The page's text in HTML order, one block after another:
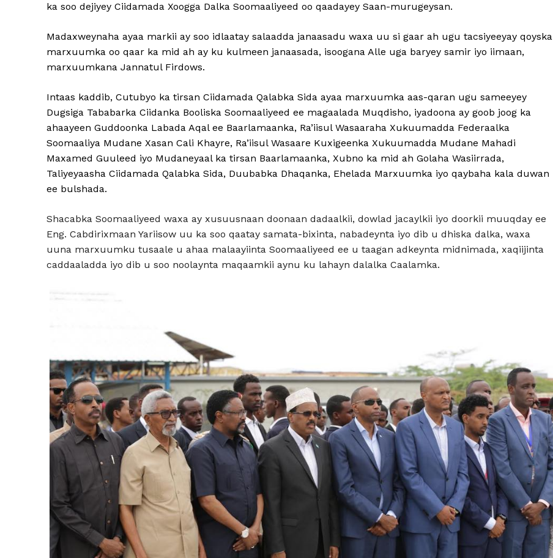
ka soo dejiyey Ciidamada Xoogga Dalka Soomaaliyeed oo qaadayey Saan-murugeysan.
Madaxweynaha ayaa markii ay soo idlaatay salaadda janaasadu waxa uu si gaar ah ugu tacsiyeeyay qoyska
marxuumka oo qaar ka mid ah ay ku kulmeen janaasada, isoogana Alle uga baryey samir iyo iimaan,
marxuumkana Jannatul Firdows.
Intaas kaddib, Cutubyo ka tirsan Ciidamada Qalabka Sida ayaa marxuumka aas-qaran ugu sameeyey
Dugsiga Tababarka Ciidanka Booliska Soomaaliyeed ee magaalada Muqdisho, iyadoona ay goob joog ka
ahaayeen Guddoonka Labada Aqal ee Baarlamaanka, Ra’iisul Wasaaraha Xukuumadda Federaalka
Soomaaliya Mudane Xasan Cali Khayre, Ra’iisul Wasaare Kuxigeenka Xukuumadda Mudane Mahadi
Maxamed Guuleed iyo Mudaneyaal ka tirsan Baarlamaanka, Xubno ka mid ah Golaha Wasiirrada,
Taliyeyaasha Ciidamada Qalabka Sida, Duubabka Dhaqanka, Ehelada Marxuumka iyo qaybaha kala duwan
ee bulshada.
Shacabka Soomaaliyeed waxa ay xusuusnaan doonaan dadaalkii, dowlad jacaylkii iyo doorkii muuqday ee
Eng. Cabdirixmaan Yariisow uu ka soo qaatay samata-bixinta, nabadeynta iyo dib u dhiska dalka, waxa
uuna marxuumku tusaale u ahaa malaayiinta Soomaaliyeed ee u taagan adkeynta midnimada, xaqiijinta
caddaaladda iyo dib u soo noolaynta maqaamkii aynu ku lahayn dalalka Caalamka.